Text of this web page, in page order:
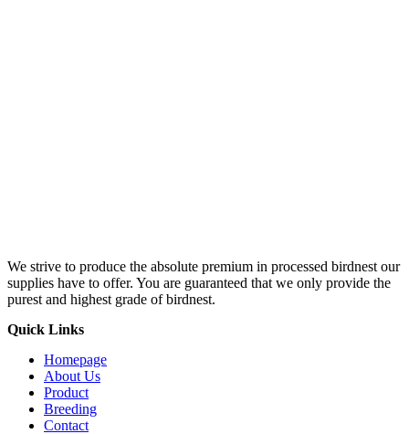
We strive to produce the absolute premium in processed birdnest our
supplies have to offer. You are guaranteed that we only provide the
purest and highest grade of birdnest.
Quick Links
Homepage
About Us
Product
Breeding
Contact